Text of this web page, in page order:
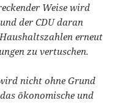
Weise wird
der CDU daran
erneut
zu vertuschen.
nicht ohne Grund
ökonomische und